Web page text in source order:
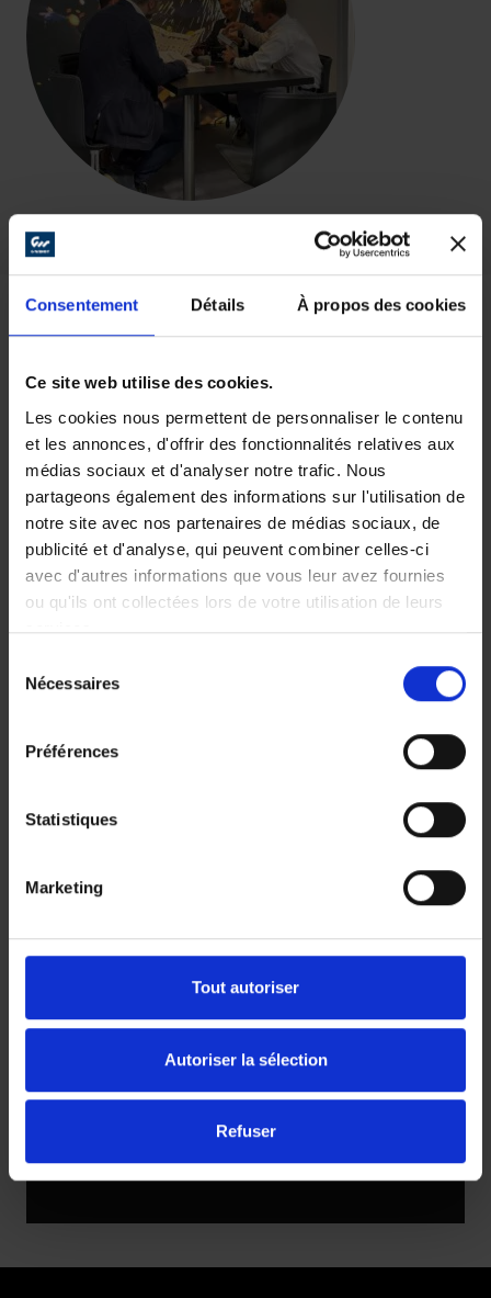
Consentement Détails À propos des cookies
Ce site web utilise des cookies.
Les cookies nous permettent de personnaliser le contenu
et les annonces, d'offrir des fonctionnalités relatives aux
médias sociaux et d'analyser notre trafic. Nous
partageons également des informations sur l'utilisation de
notre site avec nos partenaires de médias sociaux, de
publicité et d'analyse, qui peuvent combiner celles-ci
avec d'autres informations que vous leur avez fournies
ou qu'ils ont collectées lors de votre utilisation de leurs
services.
Nécessaires
Préférences
Statistiques
Marketing
Tout autoriser
Autoriser la sélection
Refuser
Nous nous réjouissons de votre visite!
METALSHOW & TIB |Bucarest
13 – 16 Mai 2025
HALL B.2 STAND 55
28 – 30 Mai 2025
STAND 223